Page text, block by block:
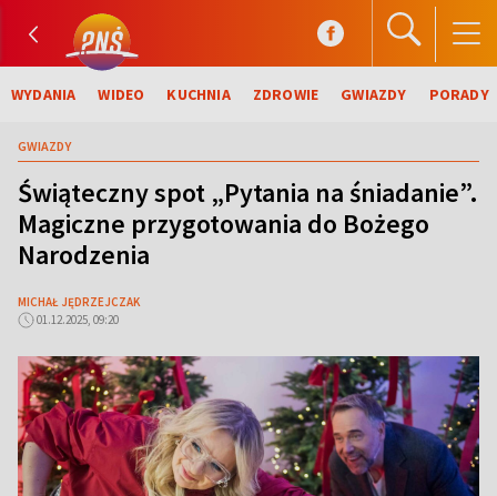
WYDANIA WIDEO KUCHNIA ZDROWIE GWIAZDY PORADY
GWIAZDY
Świąteczny spot „Pytania na śniadanie”.
Magiczne przygotowania do Bożego
Narodzenia
MICHAŁ JĘDRZEJCZAK
01.12.2025, 09:20